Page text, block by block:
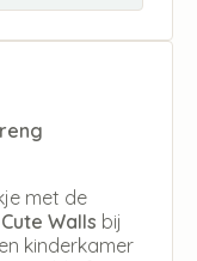
met de
Cute Walls bij
kinderkamer